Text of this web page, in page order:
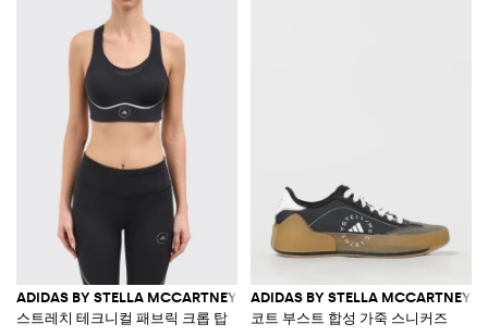
ADIDAS BY STELLA MCCARTNEY
스트레치 테크니컬 패브릭 크롭 탑
ADIDAS BY STELLA MCCARTNEY
코트 부스트 합성 가죽 스니커즈